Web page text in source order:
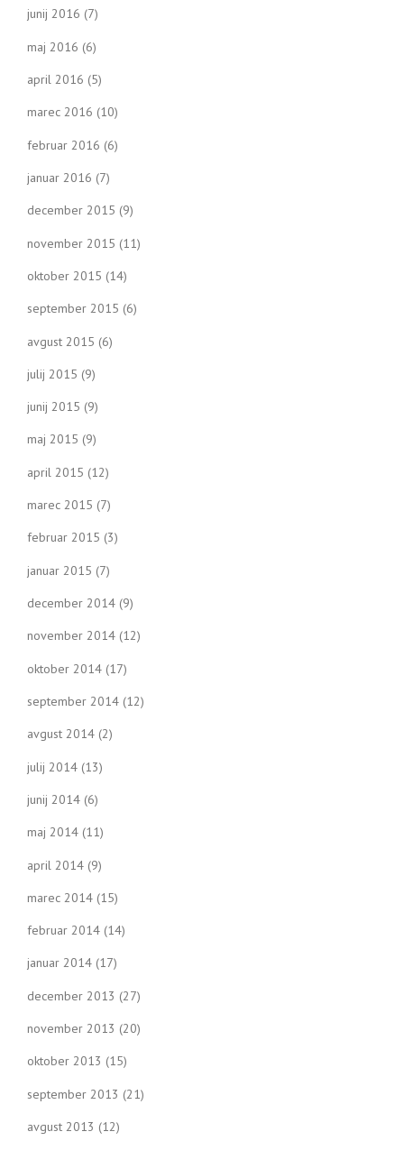
junij 2016 (7)
maj 2016 (6)
april 2016 (5)
marec 2016 (10)
februar 2016 (6)
januar 2016 (7)
december 2015 (9)
november 2015 (11)
oktober 2015 (14)
september 2015 (6)
avgust 2015 (6)
julij 2015 (9)
junij 2015 (9)
maj 2015 (9)
april 2015 (12)
marec 2015 (7)
februar 2015 (3)
januar 2015 (7)
december 2014 (9)
november 2014 (12)
oktober 2014 (17)
september 2014 (12)
avgust 2014 (2)
julij 2014 (13)
junij 2014 (6)
maj 2014 (11)
april 2014 (9)
marec 2014 (15)
februar 2014 (14)
januar 2014 (17)
december 2013 (27)
november 2013 (20)
oktober 2013 (15)
september 2013 (21)
avgust 2013 (12)